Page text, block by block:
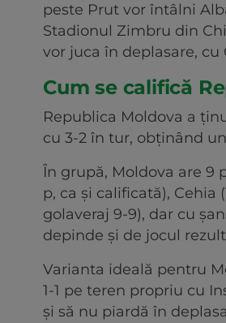
peste Prut vor întâlni
Stadionul Zimbru din
vor juca în deplasare, cu
Cum se califică
Republica Moldova a
cu 3-2 în tur, obținând
În grupă, Moldova are 9
p, ca și calificată), Cehia
golaveraj 9-9), dar cu
depinde și de jocul
Varianta ideală pentru
1-1 pe teren propriu cu
și să nu piardă în